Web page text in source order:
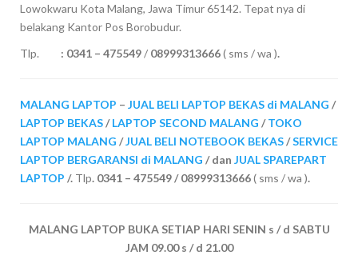
Lowokwaru Kota Malang, Jawa Timur 65142. Tepat nya di
belakang Kantor Pos Borobudur.
Tlp. : 0341 – 475549/ 08999313666( sms / wa ).
MALANG LAPTOP – JUAL BELI LAPTOP BEKAS di MALANG /
LAPTOP BEKAS/LAPTOP SECOND MALANG /TOKO
LAPTOP MALANG /JUAL BELI NOTEBOOK BEKAS/SERVICE
LAPTOP BERGARANSI di MALANG / dan JUAL SPAREPART
LAPTOP /. Tlp. 0341 – 475549 / 08999313666( sms / wa ).
MALANG LAPTOP BUKA SETIAP HARI SENIN s / d SABTU
JAM 09.00 s / d 21.00